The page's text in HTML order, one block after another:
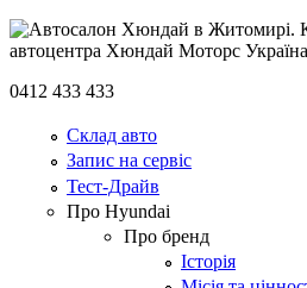
0412 433 433
Склад авто
Запис на сервіс
Тест-Драйв
Про Hyundai
Про бренд
Історія